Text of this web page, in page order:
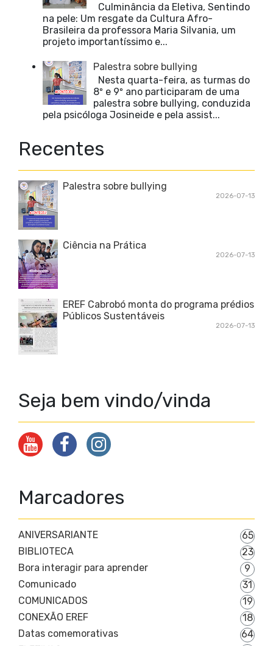
Culminância da Eletiva, Sentindo
na pele: Um resgate da Cultura Afro-
Brasileira da professora Maria Silvania, um
projeto importantíssimo e...
Palestra sobre bullying
Nesta quarta-feira, as turmas do
8º e 9º ano participaram de uma
palestra sobre bullying, conduzida
pela psicóloga Josineide e pela assist...
Recentes
Palestra sobre bullying
2026-07-13
Ciência na Prática
2026-07-13
EREF Cabrobó monta do programa prédios
Públicos Sustentáveis
2026-07-13
Seja bem vindo/vinda
Marcadores
ANIVERSARIANTE
65
BIBLIOTECA
23
Bora interagir para aprender
9
Comunicado
31
COMUNICADOS
19
CONEXÃO EREF
18
Datas comemorativas
64